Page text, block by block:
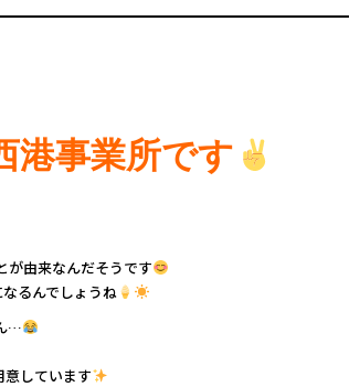
港事業所です
が由来なんだそうです
るんでしょうね
…
しています